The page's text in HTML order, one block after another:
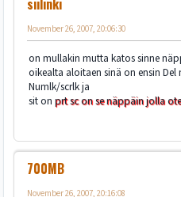
November 26, 2007, 20:06:30
on mullakin mutta katos sinne
oikealta aloitaen sinä on ensin Del
Numlk/scrlk ja
sit on prt sc on se näppäin jolla
700MB
November 26, 2007, 20:16:08